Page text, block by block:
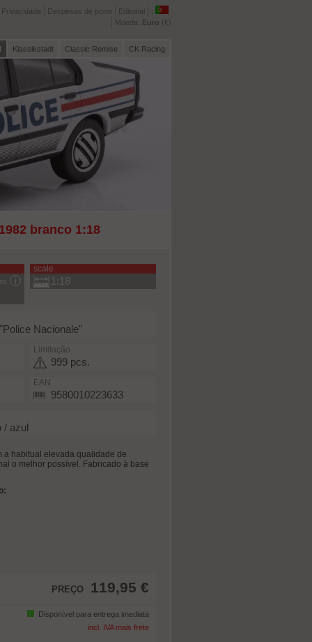
Despesas de porte Editorial
:
Moeda: Euro (€)
Klassikstadt Classic Remise CK Racing
branco 1:18
scale
1:18
Nacionale"
Limitação
999 pcs.
EAN
9580010223633
/ azul
a habitual elevada qualidade de
o melhor possível. Fabricado à base
PREÇO 119,95 €
Disponível para entrega imediata
incl. IVA mais frete